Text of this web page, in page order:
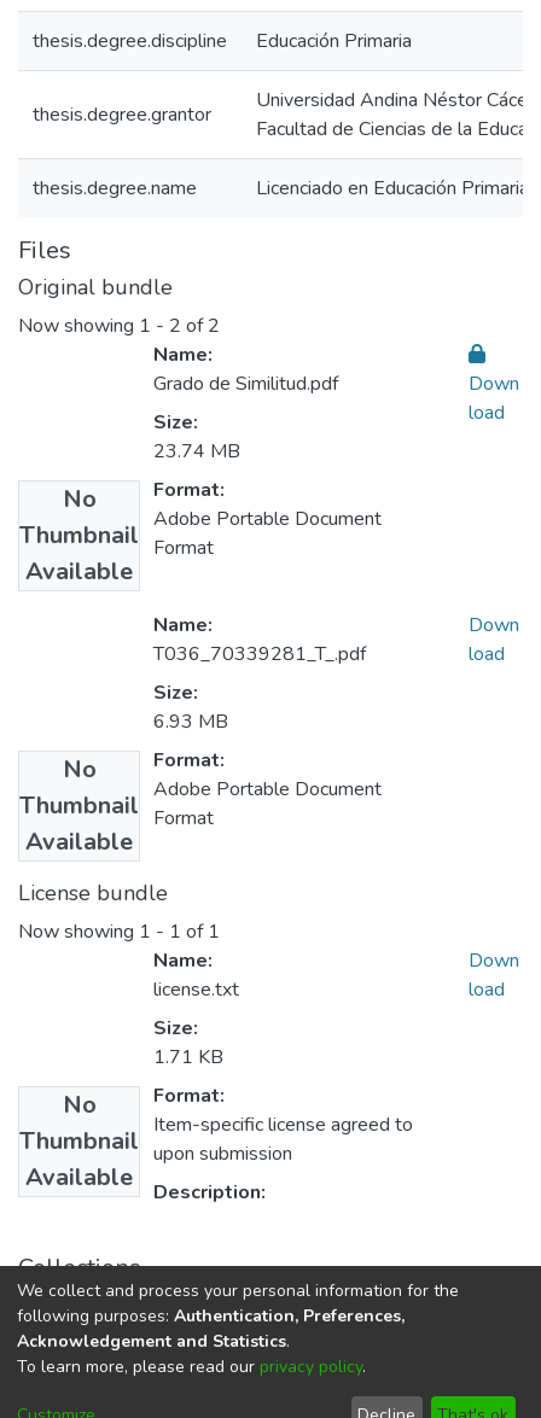
thesis.degree.discipline Educación Primaria
thesis.degree.grantor
Universidad Andina Néstor
Facultad de Ciencias de la
thesis.degree.name Licenciado en Educación Primaria
Files
Original bundle
Now showing 1 - 2 of 2
No
Thumbnail
Available
Name:
Grado de Similitud.pdf
Size:
23.74 MB
Format:
Adobe Portable Document
Format
Down
load
No
Thumbnail
Available
Name:
T036_70339281_T_.pdf
Size:
6.93 MB
Format:
Adobe Portable Document
Format
Down
load
License bundle
Now showing 1 - 1 of 1
No
Thumbnail
Available
Name:
license.txt
Size:
1.71 KB
Format:
Item-specific license agreed to
upon submission
Description:
Down
load
Collections
Licenciada en Educación Primaria
DSpace softwarecopyright © 2002-2026
Cookie End User Send
We collect and process your personal information for the
following purposes: Authentication, Preferences,
Acknowledgement and Statistics.
To learn more, please read our privacy policy.